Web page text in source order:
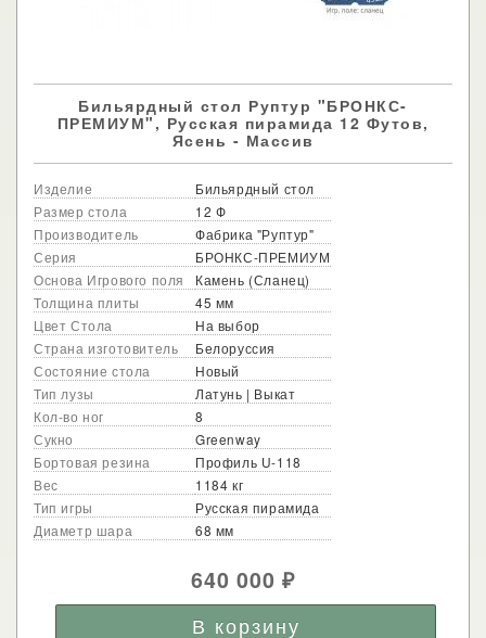
Бильярдный стол Руптур "БРОНКС-
ПРЕМИУМ", Русская пирамида 12 Футов,
Ясень - Массив
Изделие
Бильярдный стол
Размер стола
12 Ф
Производитель
Фабрика "Руптур"
Серия
БРОНКС-ПРЕМИУМ
Основа Игрового поля
Камень (Сланец)
Толщина плиты
45 мм
Цвет Стола
На выбор
Страна изготовитель
Белоруссия
Состояние стола
Новый
Тип лузы
Латунь | Выкат
Кол-во ног
8
Сукно
Greenway
Бортовая резина
Профиль U-118
Вес
1184 кг
Тип игры
Русская пирамида
Диаметр шара
68 мм
640 000₽